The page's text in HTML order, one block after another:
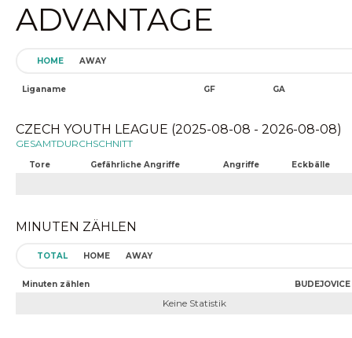
ADVANTAGE
HOME AWAY
Liganame GF GA
CZECH YOUTH LEAGUE (2025-08-08 - 2026-08-08)
GESAMTDURCHSCHNITT
Tore Gefährliche Angriffe Angriffe Eckbälle
MINUTEN ZÄHLEN
TOTAL HOME AWAY
Minuten zählen BUDEJOVICE
Keine Statistik